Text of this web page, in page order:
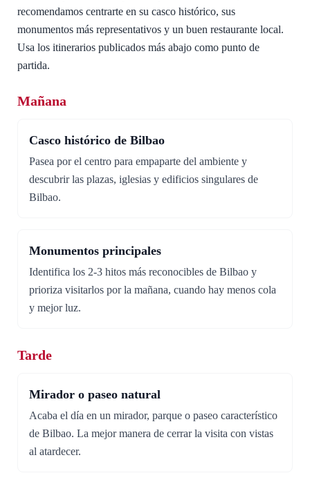
recomendamos centrarte en su casco histórico, sus
monumentos más representativos y un buen restaurante local.
Usa los itinerarios publicados más abajo como punto de
partida.
Mañana
Casco histórico de Bilbao
Pasea por el centro para empaparte del ambiente y
descubrir las plazas, iglesias y edificios singulares de
Bilbao.
Monumentos principales
Identifica los 2-3 hitos más reconocibles de Bilbao y
prioriza visitarlos por la mañana, cuando hay menos cola
y mejor luz.
Tarde
Mirador o paseo natural
Acaba el día en un mirador, parque o paseo característico
de Bilbao. La mejor manera de cerrar la visita con vistas
al atardecer.